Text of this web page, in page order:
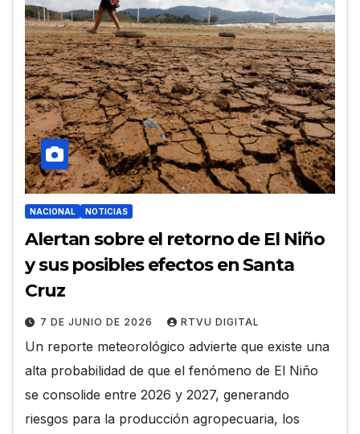
NACIONAL NOTICIAS
Alertan sobre el retorno de El Niño
y sus posibles efectos en Santa
Cruz
7 DE JUNIO DE 2026 RTVU DIGITAL
Un reporte meteorológico advierte que existe una
alta probabilidad de que el fenómeno de El Niño
se consolide entre 2026 y 2027, generando
riesgos para la producción agropecuaria, los